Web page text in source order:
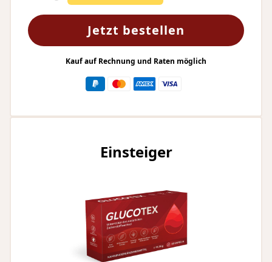
Einsteiger
Jetzt bestellen
Kauf auf Rechnung und Raten möglich